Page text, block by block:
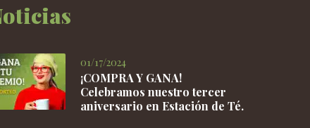
01/17/2024
¡COMPRA Y GANA!
Celebramos nuestro tercer
aniversario en Estación de Té.